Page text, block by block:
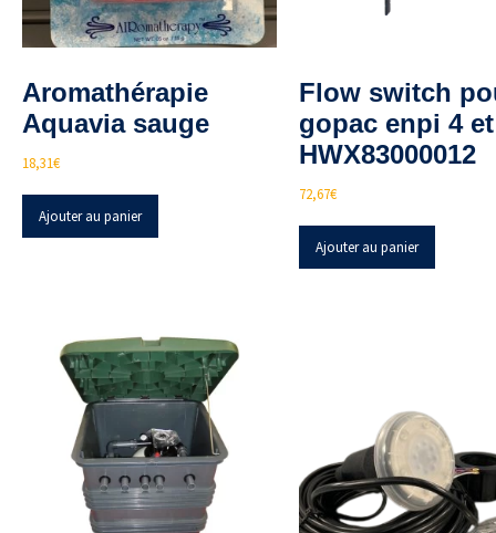
Aromathérapie
Aquavia sauge
18,31€
Ajouter au panier
Flow switch
gopac enpi 4
HWX83000012
72,67€
Ajouter au panier